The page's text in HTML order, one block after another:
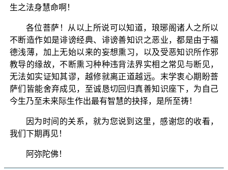
生之法身慧命啊！
各位菩萨！从以上所说可以知道，琅琊阁诸人之所以
不断造作如是诽谤经典、诽谤善知识之恶业，都是由于福
德浅薄，加上无始以来的妄想熏习，以及受恶知识所作邪
教导的缘故，不断熏习种种违背法界实相之常见与断见，
无法如实证知其谬，越修就离正道越远。末学衷心期盼菩
萨们皆能舍弃成见，至诚恳切回归真善知识座下，为自己
今生乃至未来际生作出最有智慧的抉择，是所至祷！
因为时间的关系，就为您说到这里，感谢您的收看，
我们下期再见！
阿弥陀佛！